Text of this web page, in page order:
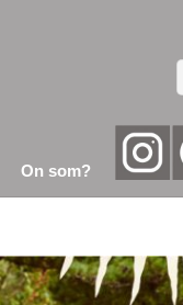
On som?